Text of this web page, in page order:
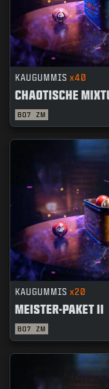
ESPORTS
KUNDENDIENST
ANMELDEN| JETZT
KAUGUMMIS x40
CHAOTISCHE
BO7 ZM
KAUGUMMIS x20
MEISTER-PAKET II
BO7 ZM